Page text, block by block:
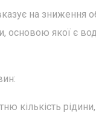
на зниження
основою якої є
кількість рідини,